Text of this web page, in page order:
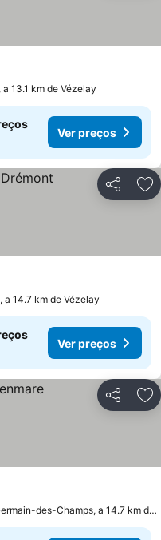
a 13.1 km de Vézelay
Ver preços
Partilhar
a 14.7 km de Vézelay
Ver preços
Partilhar
Saint-Germain-des-Champs, a 14.7 km de Vézelay